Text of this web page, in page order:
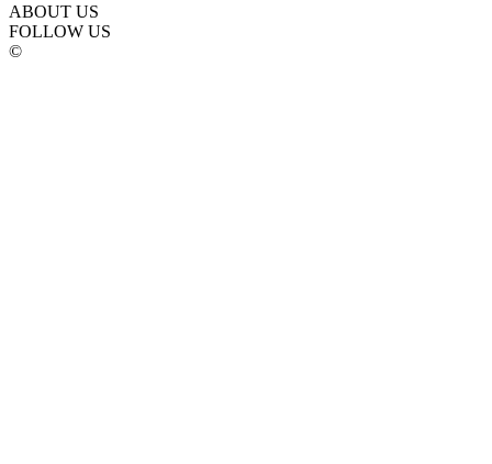
ABOUT US
FOLLOW US
©